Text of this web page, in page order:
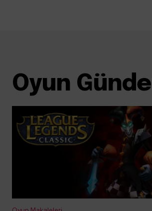
Oyun